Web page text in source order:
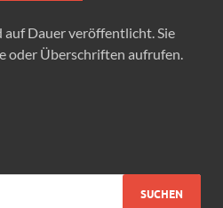
auf Dauer veröffentlicht. Sie
oder Überschriften aufrufen.